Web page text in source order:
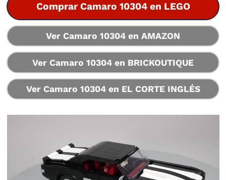
Comprar Camaro 10304 en LEGO
Ver Camaro 10304 en AMAZON
Ver Camaro 10304 en BRICKOUTIQUE
Ver Camaro 10304 en EL CORTE INGLÉS